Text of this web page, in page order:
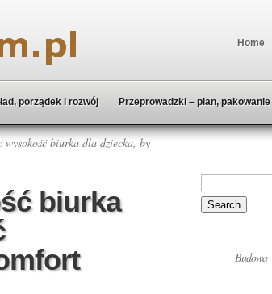
Home
porządek i rozwój Przeprowadzki – plan,
wysokość biurka dla dziecka, by
biurka
Budowa